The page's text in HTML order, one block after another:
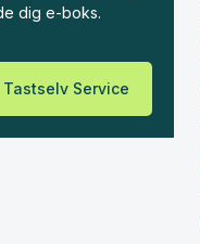
dig e-boks.
Tastselv Service